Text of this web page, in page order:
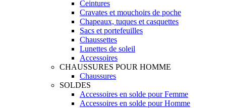
Ceintures
Cravates et mouchoirs de poche
Chapeaux, tuques et casquettes
Sacs et portefeuilles
Chaussettes
Lunettes de soleil
Accessoires
CHAUSSURES POUR HOMME
Chaussures
SOLDES
Accessoires en solde pour Femme
Accessoires en solde pour Homme